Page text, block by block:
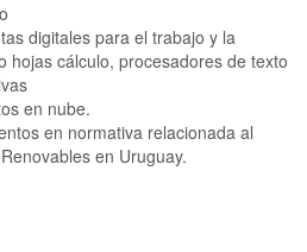
digitales para el trabajo y la
hojas cálculo, procesadores de texto
en nube.
en normativa relacionada al
en Uruguay.